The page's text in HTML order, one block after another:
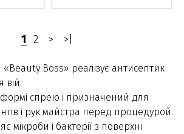
1 2 > >|
«Beauty Boss» реалізує антисептик
вій.
формі спрею і призначений для
і рук майстра перед процедурой.
мікроби і бактерії з поверхні